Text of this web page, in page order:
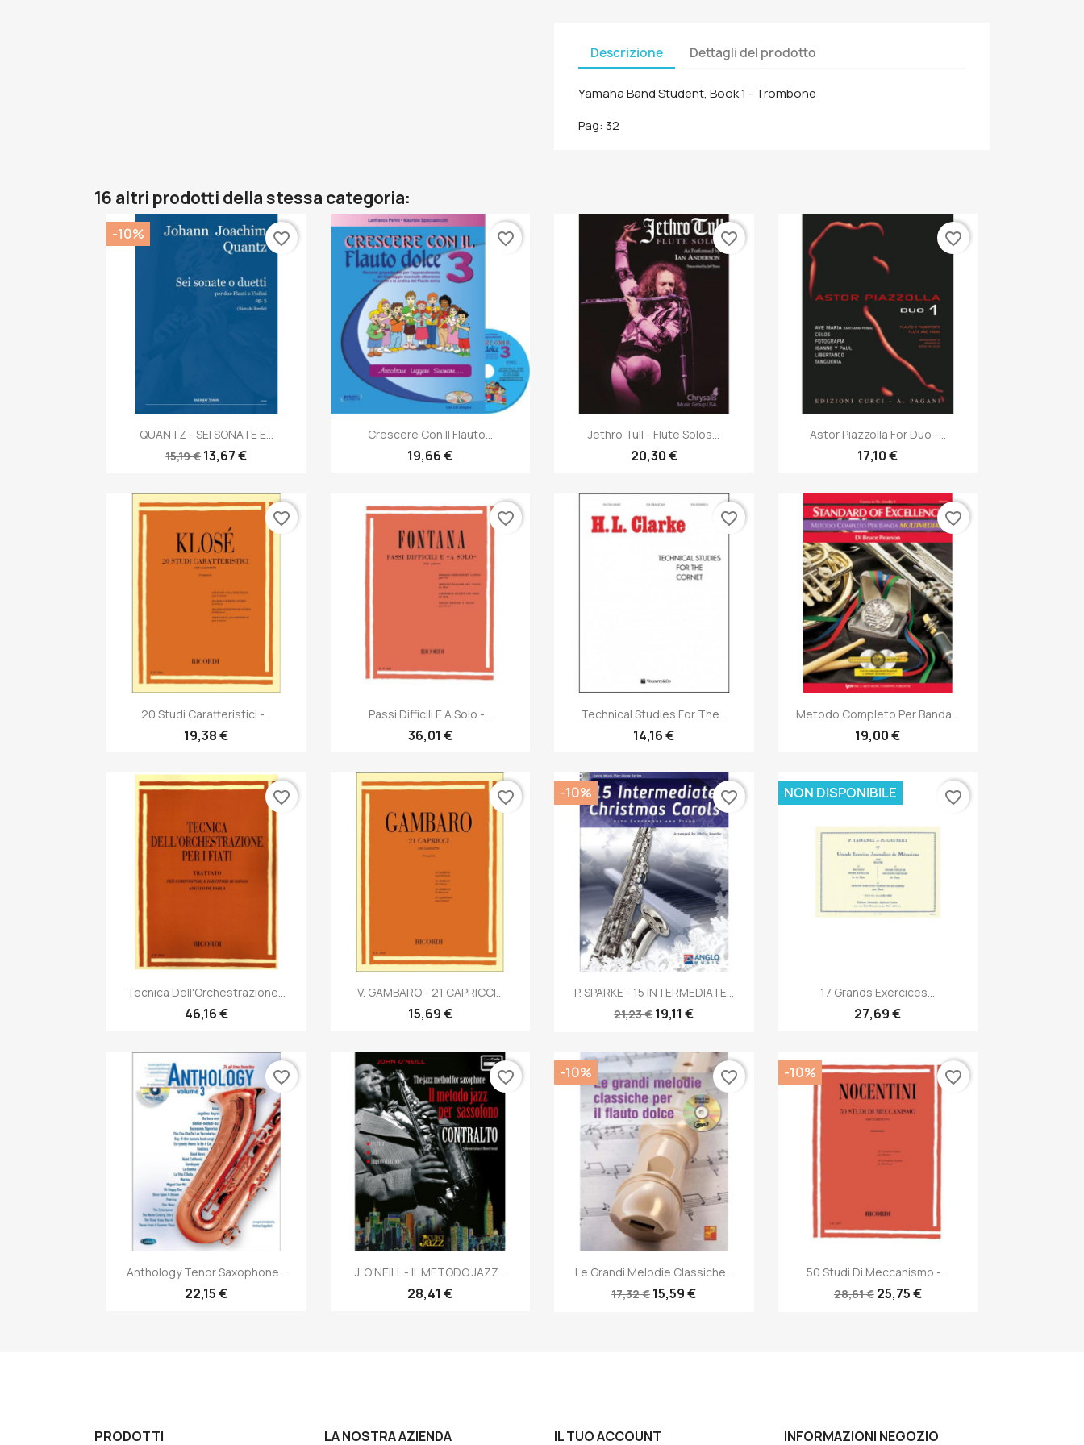
Descrizione Dettagli del prodotto
Yamaha Band Student, Book 1 - Trombone
Pag: 32
16 altri prodotti della stessa categoria:
Anteprima
QUANTZ - SEI SONATE E...
15,19 €13,67 €
-10% favorite_border
Anteprima
Crescere Con Il Flauto...
19,66 €
favorite_border
Anteprima
Jethro Tull - Flute Solos...
20,30 €
favorite_border
Anteprima
Astor Piazzolla For Duo -...
17,10 €
favorite_border
Anteprima
20 Studi Caratteristici -...
19,38 €
favorite_border
Anteprima
Passi Difficili E A Solo -...
36,01 €
favorite_border
 Anteprima
Technical Studies For The...
14,16 €
favorite_border
Anteprima
Metodo Completo Per Banda...
19,00 €
favorite_border
Anteprima
Tecnica Dell'Orchestrazione...
46,16 €
favorite_border
Anteprima
V. GAMBARO - 21 CAPRICCI...
15,69 €
favorite_border
 Anteprima
P. SPARKE - 15 INTERMEDIATE...
21,23 €19,11 €
-10% favorite_border
Anteprima
17 Grands Exercices...
27,69 €
NON DISPONIBILE favorite_border
Anteprima
Anthology Tenor Saxophone...
22,15 €
favorite_border
Anteprima
J. O'NEILL - IL METODO JAZZ...
28,41 €
favorite_border
Anteprima
Le Grandi Melodie Classiche...
17,32 €15,59 €
-10% favorite_border
Anteprima
50 Studi Di Meccanismo -...
28,61 € 25,75 €
-10% favorite_border
PRODOTTI LA NOSTRA AZIENDA IL TUO ACCOUNT INFORMAZIONI NEGOZIO